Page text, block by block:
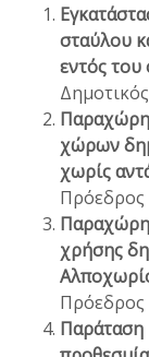
σταύλου
εντός
χώρων
χωρίς
Πρόεδρος
χρήσης
Πρόεδρος
Παράταση